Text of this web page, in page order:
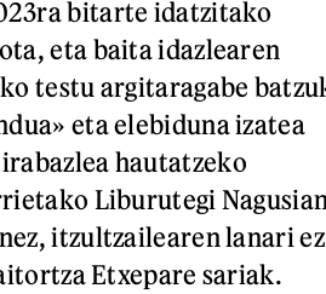
bitarte idatzitako
eta baita idazlearen
testu argitaragabe
eta elebiduna izatea
hautatzeko
Liburutegi
itzultzailearen lanari ez
Etxepare sariak.